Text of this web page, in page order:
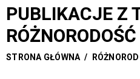
PUBLIKACJE Z
RÓŻNORODOŚĆ
STRONA GŁÓWNA /